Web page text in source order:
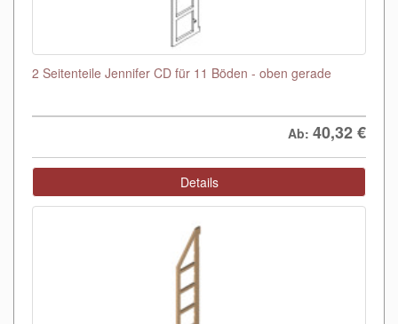
2 Seitenteile Jennifer CD für 11 Böden - oben gerade
Ab: 40,32€
Details